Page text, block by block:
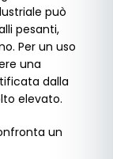
può
pesanti,
Per un uso
una
dalla
elevato.
un